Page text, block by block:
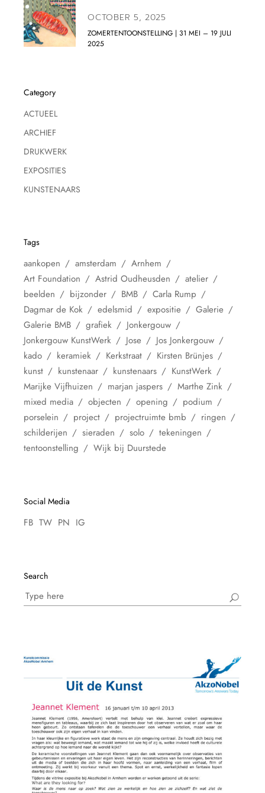
OCTOBER 5, 2025
ZOMERTENTOONSTELLING | 31 MEI – 19 JULI
2025
Category
ACTUEEL
ARCHIEF
DRUKWERK
EXPOSITIES
KUNSTENAARS
Tags
aankopen amsterdam
Arnhem
Art Foundation
Astrid Oudheusden
atelier
beelden
bijzonder BMB
Carla Rump
Dagmar de Kok
edelsmid expositie
Galerie
Galerie BMB
grafiek
Jonkergouw
Jonkergouw KunstWerk
Jose
Jos Jonkergouw
kado
keramiek Kerkstraat
Kirsten Brünjes
kunst
kunstenaar kunstenaars
KunstWerk
Marijke Vijfhuizen
marjan jaspers
Marthe Zink
mixed media
objecten opening
podium
porselein
project projectruimte bmb
ringen
schilderijen
sieraden solo
tekeningen
tentoonstelling
Wijk bij Duurstede
Social Media
FB TW PN IG
Search
Search
for: